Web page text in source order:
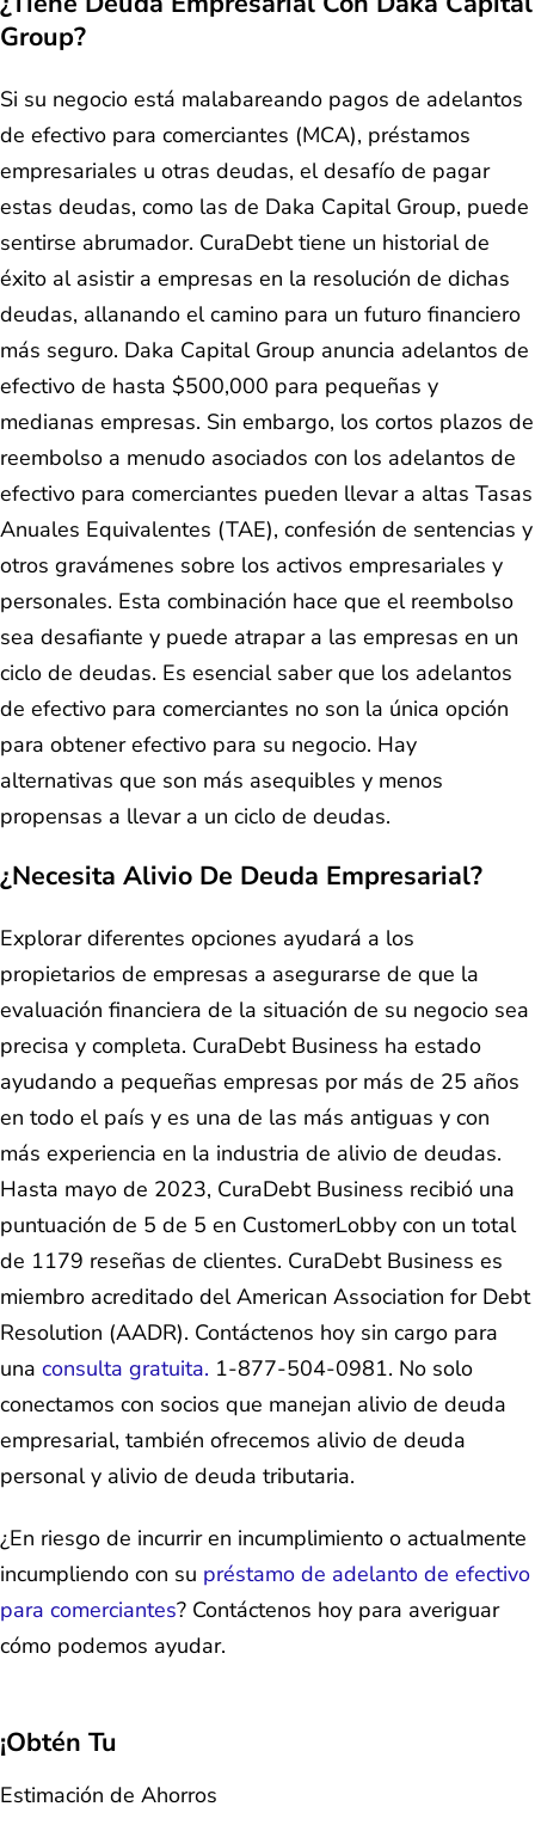
Group?
Si su negocio está malabareando pagos de adelantos
de efectivo para comerciantes (MCA), préstamos
empresariales u otras deudas, el desafío de pagar
estas deudas, como las de Daka Capital Group, puede
sentirse abrumador. CuraDebt tiene un historial de
éxito al asistir a empresas en la resolución de dichas
deudas, allanando el camino para un futuro financiero
más seguro. Daka Capital Group anuncia adelantos de
efectivo de hasta $500,000 para pequeñas y
medianas empresas. Sin embargo, los cortos plazos de
reembolso a menudo asociados con los adelantos de
efectivo para comerciantes pueden llevar a altas Tasas
Anuales Equivalentes (TAE), confesión de sentencias y
otros gravámenes sobre los activos empresariales y
personales. Esta combinación hace que el reembolso
sea desafiante y puede atrapar a las empresas en un
ciclo de deudas. Es esencial saber que los adelantos
de efectivo para comerciantes no son la única opción
para obtener efectivo para su negocio. Hay
alternativas que son más asequibles y menos
propensas a llevar a un ciclo de deudas.
¿Necesita Alivio De Deuda Empresarial?
Explorar diferentes opciones ayudará a los
propietarios de empresas a asegurarse de que la
evaluación financiera de la situación de su negocio sea
precisa y completa. CuraDebt Business ha estado
ayudando a pequeñas empresas por más de 25 años
en todo el país y es una de las más antiguas y con
más experiencia en la industria de alivio de deudas.
Hasta mayo de 2023, CuraDebt Business recibió una
puntuación de 5 de 5 en CustomerLobby con un total
de 1179 reseñas de clientes. CuraDebt Business es
miembro acreditado del American Association for Debt
Resolution (AADR). Contáctenos hoy sin cargo para
una consulta gratuita. 1-877-504-0981. No solo
conectamos con socios que manejan alivio de deuda
empresarial, también ofrecemos alivio de deuda
personal y alivio de deuda tributaria.
¿En riesgo de incurrir en incumplimiento o actualmente
incumpliendo con su préstamo de adelanto de efectivo
para comerciantes? Contáctenos hoy para averiguar
cómo podemos ayudar.
¡Obtén Tu
Estimación de Ahorros